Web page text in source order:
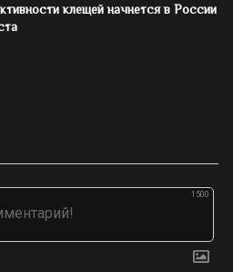
клещей начнется в России
1500